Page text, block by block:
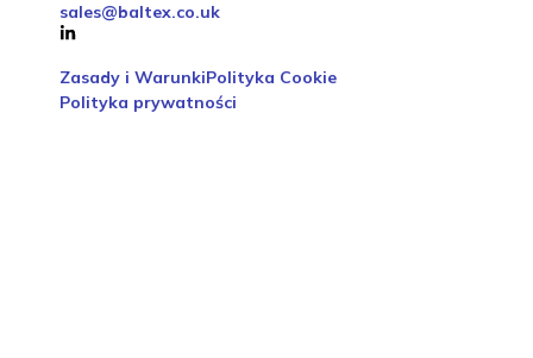
sales@baltex.co.uk
Zasady i WarunkiPolityka Cookie
Polityka prywatności